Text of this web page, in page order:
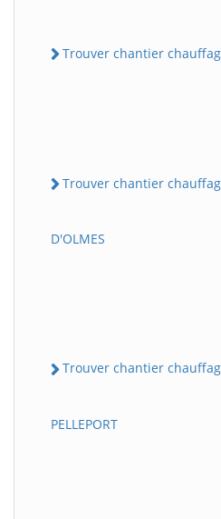
Trouver chantier
Trouver chantier
D'OLMES
Trouver chantier
PELLEPORT